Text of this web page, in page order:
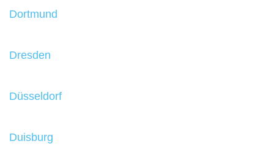
Dortmund
Dresden
Düsseldorf
Duisburg